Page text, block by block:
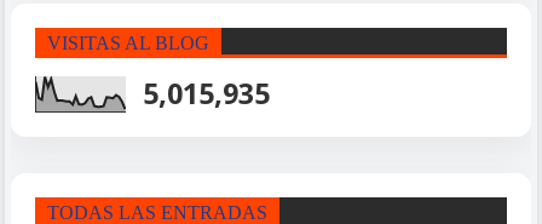
VISITAS AL BLOG
5,015,935
TODAS LAS ENTRADAS